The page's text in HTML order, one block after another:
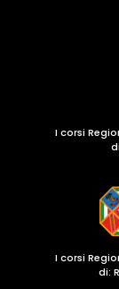
I corsi
I corsi
di: